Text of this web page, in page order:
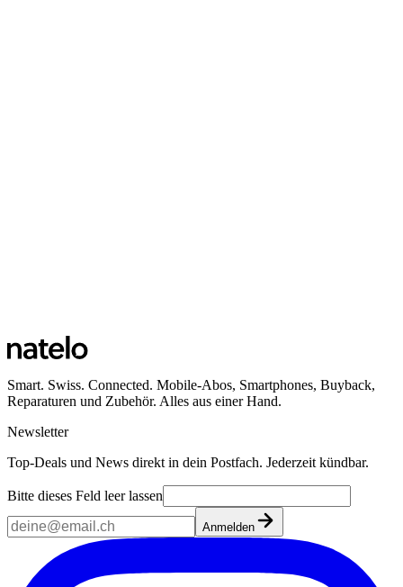
Smart. Swiss. Connected. Mobile-Abos, Smartphones, Buyback,
Reparaturen und Zubehör. Alles aus einer Hand.
Newsletter
Top-Deals und News direkt in dein Postfach. Jederzeit kündbar.
Bitte dieses Feld leer lassen
Anmelden